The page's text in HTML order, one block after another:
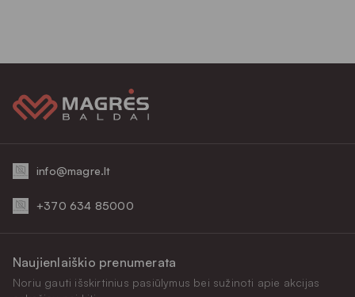
info@magre.lt
+370 634 85000
Naujienlaiškio prenumerata
Noriu gauti išskirtinius pasiūlymus bei sužinoti apie akcijas